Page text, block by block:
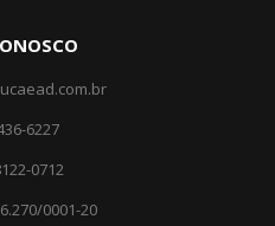
6227
0712
0001-20